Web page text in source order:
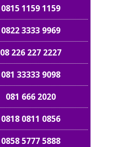
0815 1159 1159
0822 3333 9969
08 226 227 2227
081 33333 9098
081 666 2020
0818 0811 0856
0858 5777 5888